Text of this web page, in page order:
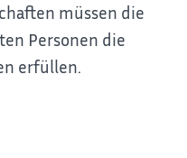
müssen die
Personen die
erfüllen.